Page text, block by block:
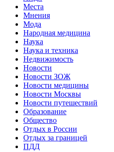
Места
Мнения
Мода
Народная медицина
Наука
Наука и техника
Недвижимость
Новости
Новости ЗОЖ
Новости медицины
Новости Москвы
Новости путешествий
Образование
Общество
Отдых в России
Отдых за границей
ПДД